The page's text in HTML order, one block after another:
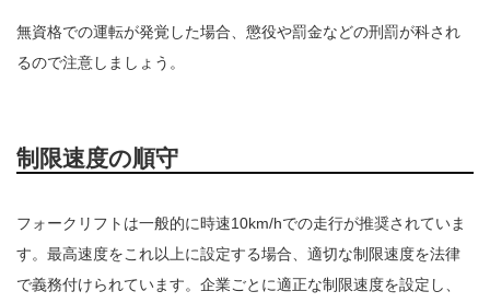
無資格での運転が発覚した場合、懲役や罰金などの刑罰が科され
るので注意しましょう。
制限速度の順守
フォークリフトは一般的に時速10km/hでの走行が推奨されていま
す。最高速度をこれ以上に設定する場合、適切な制限速度を法律
で義務付けられています。企業ごとに適正な制限速度を設定し、